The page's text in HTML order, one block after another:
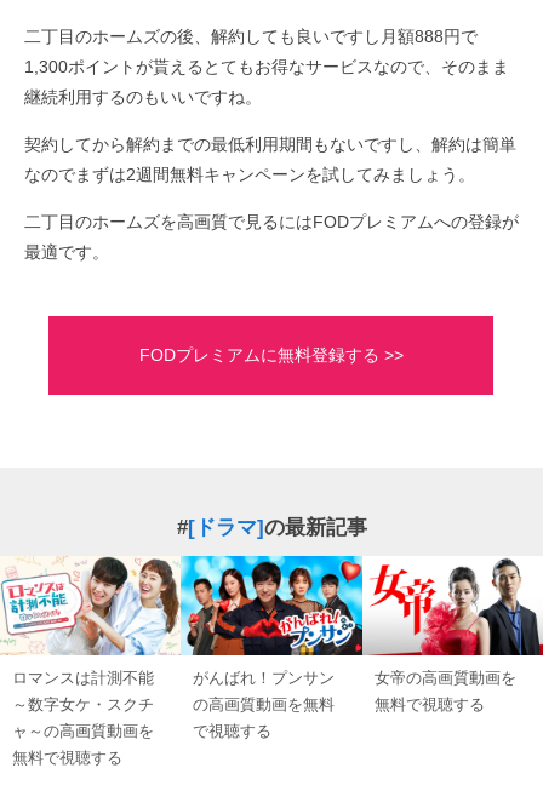
二丁目のホームズの後、解約しても良いですし月額888円で
1,300ポイントが貰えるとてもお得なサービスなので、そのまま
継続利用するのもいいですね。
契約してから解約までの最低利用期間もないですし、解約は簡単
なのでまずは2週間無料キャンペーンを試してみましょう。
二丁目のホームズを高画質で見るにはFODプレミアムへの登録が
最適です。
FODプレミアムに無料登録する >>
#[ドラマ]の最新記事
ロマンスは計測不能
～数字女ケ・スクチ
ャ～の高画質動画を
無料で視聴する
がんばれ！プンサン
の高画質動画を無料
で視聴する
女帝の高画質動画を
無料で視聴する